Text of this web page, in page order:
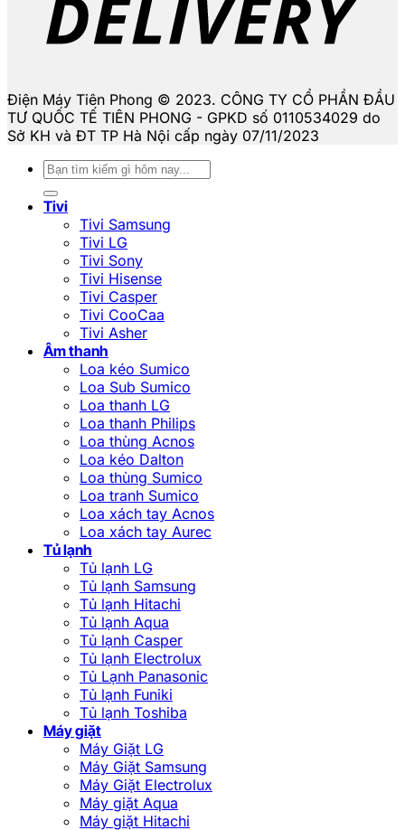
Điện Máy Tiên Phong © 2023. CÔNG TY CỔ PHẦN ĐẦU
TƯ QUỐC TẾ TIÊN PHONG - GPKD số 0110534029 do
Sở KH và ĐT TP Hà Nội cấp ngày 07/11/2023
Tìm
kiếm:
Tivi
Tivi Samsung
Tivi LG
Tivi Sony
Tivi Hisense
Tivi Casper
Tivi CooCaa
Tivi Asher
Âm thanh
Loa kéo Sumico
Loa Sub Sumico
Loa thanh LG
Loa thanh Philips
Loa thùng Acnos
Loa kéo Dalton
Loa thùng Sumico
Loa tranh Sumico
Loa xách tay Acnos
Loa xách tay Aurec
Tủ lạnh
Tủ lạnh LG
Tủ lạnh Samsung
Tủ lạnh Hitachi
Tủ lạnh Aqua
Tủ lạnh Casper
Tủ lạnh Electrolux
Tủ Lạnh Panasonic
Tủ lạnh Funiki
Tủ lạnh Toshiba
Máy giặt
Máy Giặt LG
Máy Giặt Samsung
Máy Giặt Electrolux
Máy giặt Aqua
Máy giặt Hitachi